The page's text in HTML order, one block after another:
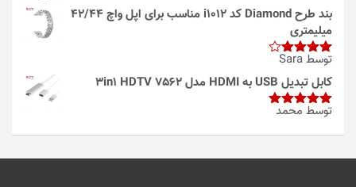
بند طرح Diamond کد i1012 مناسب برای اپل واچ 42/44
میلیمتری
امتیاز4
از 5
توسط Sara
کابل تبدیل USB به HDMI مدل 3in1 HDTV 7562
امتیاز5از
توسط محمد